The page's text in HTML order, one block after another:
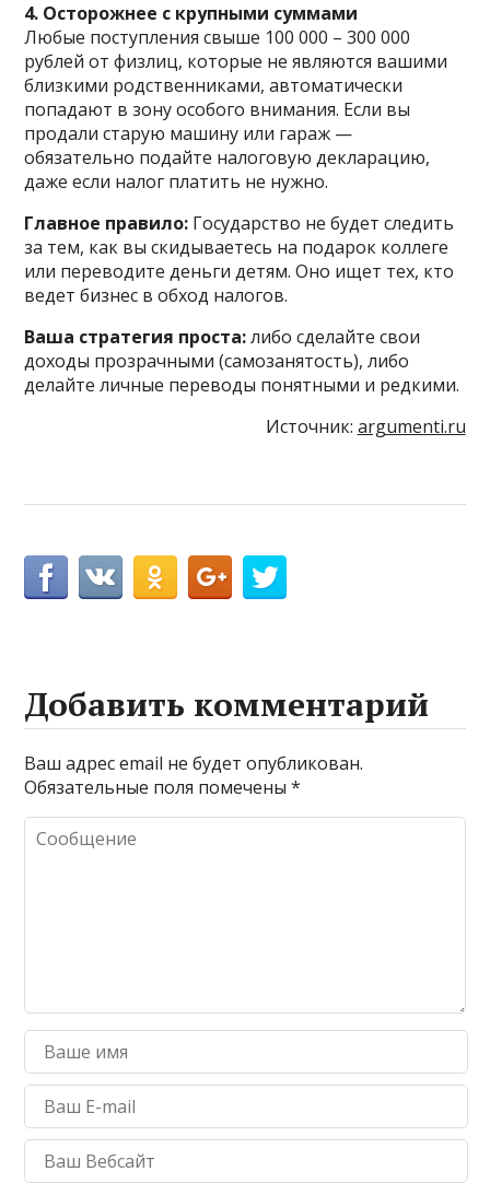
4. Осторожнее с крупными суммами
Любые поступления свыше 100 000 – 300 000
рублей от физлиц, которые не являются вашими
близкими родственниками, автоматически
попадают в зону особого внимания. Если вы
продали старую машину или гараж —
обязательно подайте налоговую декларацию,
даже если налог платить не нужно.
Главное правило: Государство не будет следить
за тем, как вы скидываетесь на подарок коллеге
или переводите деньги детям. Оно ищет тех, кто
ведет бизнес в обход налогов.
Ваша стратегия проста:либо сделайте свои
доходы прозрачными (самозанятость), либо
делайте личные переводы понятными и редкими.
Источник: argumenti.ru
Добавить комментарий
Ваш адрес email не будет опубликован.
Обязательные поля помечены*